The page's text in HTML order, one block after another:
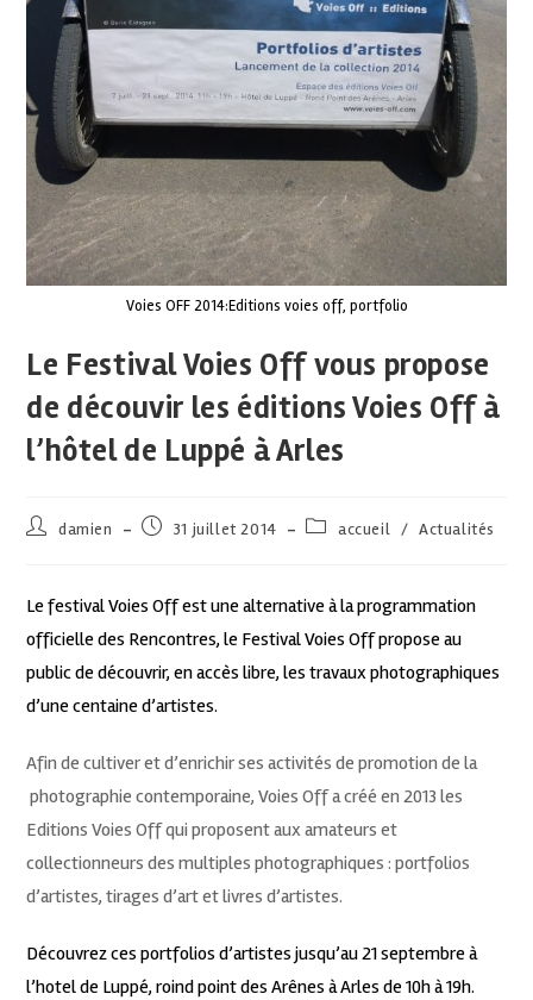
Voies OFF 2014:Editions voies off, portfolio
Le Festival Voies Off vous propose
de découvir les éditions Voies Off à
l’hôtel de Luppé à Arles
damien 31 juillet 2014 accueil / Actualités
Le festival Voies Off est une alternative à la programmation
officielle des Rencontres, le Festival Voies Off propose au
public de découvrir, en accès libre, les travaux photographiques
d’une centaine d’artistes.
Afin de cultiver et d’enrichir ses activités de promotion de la
photographie contemporaine, Voies Off a créé en 2013 les
Editions Voies Off qui proposent aux amateurs et
collectionneurs des multiples photographiques : portfolios
d’artistes, tirages d’art et livres d’artistes.
Découvrez ces portfolios d’artistes jusqu’au 21 septembre à
l’hotel de Luppé, roind point des Arênes à Arles de 10h à 19h.